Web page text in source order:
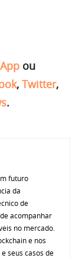
ou
, Twitter,
.
futuro
da
de
acompanhar
no mercado.
e nos
seus casos de